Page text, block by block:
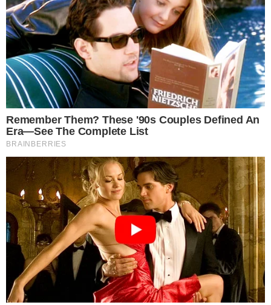
เพียงนำมะระมาต้มในน้ำเดือดหลายๆน้ำค่ะ เพื่อเป็นการลดความขม
จะเอาขมน้อยหรือขมมากแล้วแต่คุณชอบเลย แต่อ ย่ าเปลี่ยนน้ำ
บ่อยมากไป เพราะจะทำให้รสของมะระนั้นจืดจนเกินไป วิธีนี้เหมาะ
กับการเอาไปต้มและเอาไ ป ตุ๋ น
6 ต้มโดยไม่ปิดฝาหม้อ
เหมาะสำหรับคนที่ชอบรสขมของมะระติดปล า ย ลิ้ นน้อยๆ เช่น เมนู
มะระยั ด ไ ส้ หลังจาก ยั ด ไ ส้ในมะระสดๆแล้ว ปรุงรสน้ำซุปด้วย
กระเทียม ร า กผักชี และพริกไ ท ย ต้มไปเรื่อยๆด้วยไฟอ่อนๆ โดย
ไม่ต้องปิดฝาหม้อ เนื้อมะระจะนุ่มมาก มีรสชาตินุ่มลิ้น เหลือรสขม
เพียงเล็กน้อยเท่านั้น